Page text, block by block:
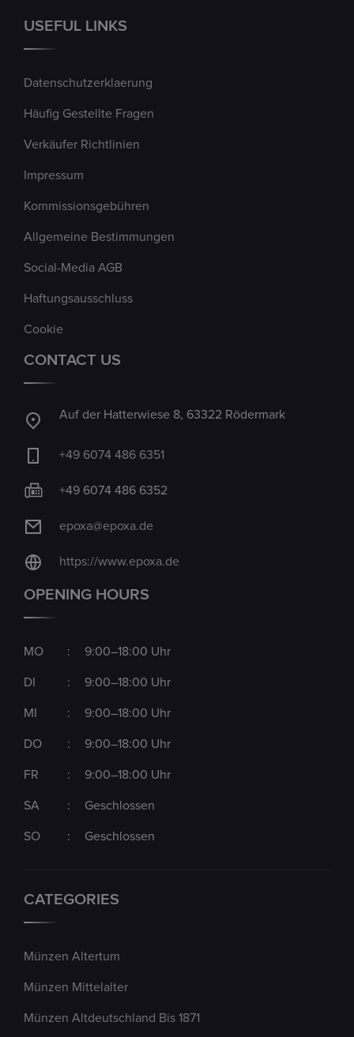
USEFUL LINKS
Datenschutzerklaerung
Häufig Gestellte Fragen
Verkäufer Richtlinien
Impressum
Kommissionsgebühren
Allgemeine Bestimmungen
Social-Media AGB
Haftungsausschluss
Cookie
CONTACT US
Auf der Hatterwiese 8, 63322 Rödermark
+49 6074 486 6351
+49 6074 486 6352
epoxa@epoxa.de
https://www.epoxa.de
OPENING HOURS
MO : 9:00–18:00 Uhr
DI : 9:00–18:00 Uhr
MI : 9:00–18:00 Uhr
DO : 9:00–18:00 Uhr
FR : 9:00–18:00 Uhr
SA : Geschlossen
SO : Geschlossen
CATEGORIES
Münzen Altertum
Münzen Mittelalter
Münzen Altdeutschland Bis 1871